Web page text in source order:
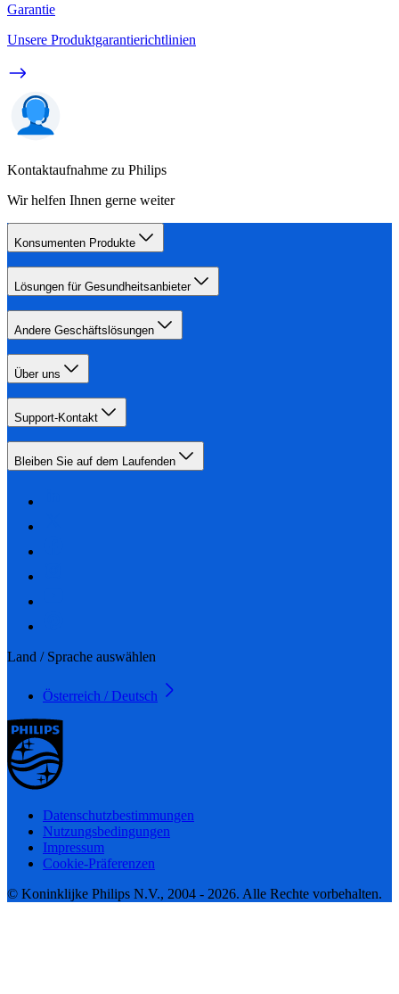
Garantie
Unsere Produktgarantierichtlinien
Kontaktaufnahme zu Philips
Wir helfen Ihnen gerne weiter
Konsumenten Produkte
Lösungen für Gesundheitsanbieter
Andere Geschäftslösungen
Über uns
Support-Kontakt
Bleiben Sie auf dem Laufenden
Land / Sprache auswählen
Österreich / Deutsch
Datenschutzbestimmungen
Nutzungsbedingungen
Impressum
Cookie-Präferenzen
© Koninklijke Philips N.V., 2004 - 2026. Alle Rechte vorbehalten.